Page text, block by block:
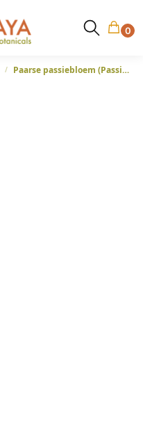
0
/ Paarse passiebloem (Passiflora incarnata) – Brazilië